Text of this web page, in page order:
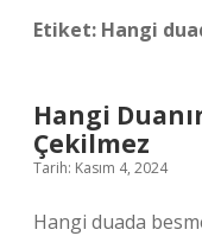
Etiket: Hangi
Hangi
Çekilmez
Tarih: Kasım 4, 2024
Hangi duada